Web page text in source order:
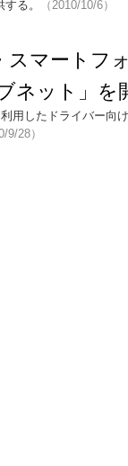
る。
（2010/10/6）
スマートフ
ネット」を
用したドライバー向
9/28）